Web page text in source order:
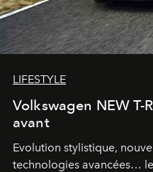
LIFESTYLE
Volkswagen NEW T-
avant
Evolution stylistique,
technologies avancées…